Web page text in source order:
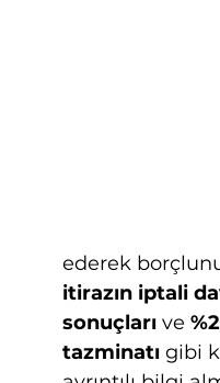
ederek
itirazın iptali
sonuçları ve
tazminatı gibi